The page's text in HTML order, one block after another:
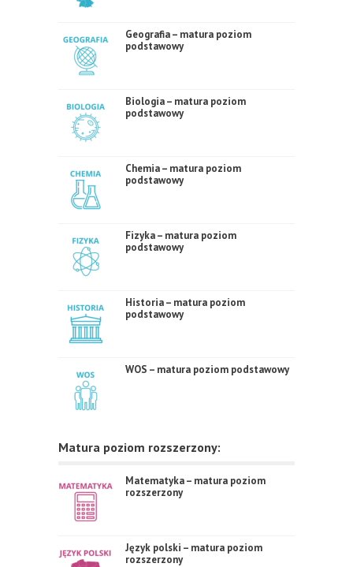
Geografia – matura poziom
podstawowy
Biologia – matura poziom
podstawowy
Chemia – matura poziom
podstawowy
Fizyka – matura poziom
podstawowy
Historia – matura poziom
podstawowy
WOS – matura poziom podstawowy
Matura poziom rozszerzony:
Matematyka – matura poziom
rozszerzony
Język polski – matura poziom
rozszerzony